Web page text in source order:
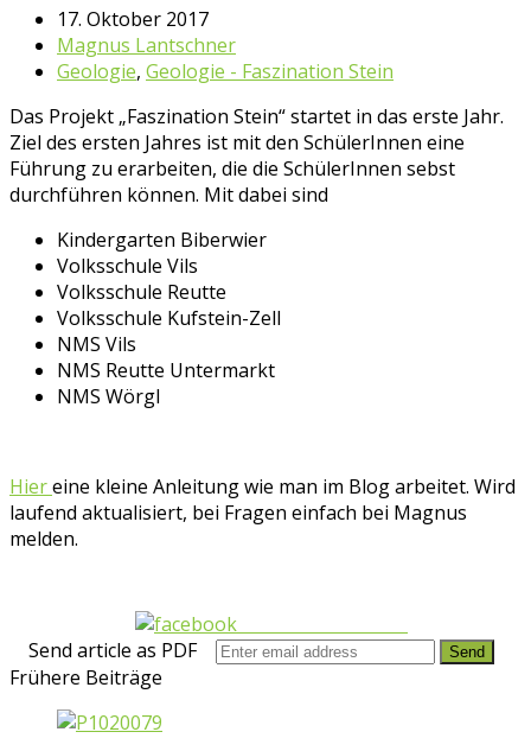
17. Oktober 2017
Magnus Lantschner
Geologie, Geologie - Faszination Stein
Das Projekt „Faszination Stein“ startet in das erste Jahr.
Ziel des ersten Jahres ist mit den SchülerInnen eine
Führung zu erarbeiten, die die SchülerInnen sebst
durchführen können. Mit dabei sind
Kindergarten Biberwier
Volksschule Vils
Volksschule Reutte
Volksschule Kufstein-Zell
NMS Vils
NMS Reutte Untermarkt
NMS Wörgl
Hiereine kleine Anleitung wie man im Blog arbeitet. Wird
laufend aktualisiert, bei Fragen einfach bei Magnus
melden.
Send article as PDF
Frühere Beiträge